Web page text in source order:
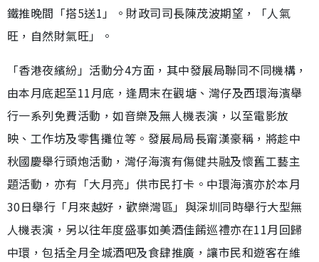
鐵推晚間「搭5送1」。財政司司長陳茂波期望，「人氣
旺，自然財氣旺」。
「香港夜繽紛」活動分4方面，其中發展局聯同不同機構，
由本月底起至11月底，逢周末在觀塘、灣仔及西環海濱舉
行一系列免費活動，如音樂及無人機表演，以至電影放
映、工作坊及零售攤位等。發展局局長甯漢豪稱，將趁中
秋國慶舉行頭炮活動，灣仔海濱有傷健共融及懷舊工藝主
題活動，亦有「大月亮」供市民打卡。中環海濱亦於本月
30日舉行「月來越好，歡樂灣區」與深圳同時舉行大型無
人機表演，另以往年度盛事如美酒佳餚巡禮亦在11月回歸
中環，包括全月全城酒吧及食肆推廣，讓市民和遊客在維